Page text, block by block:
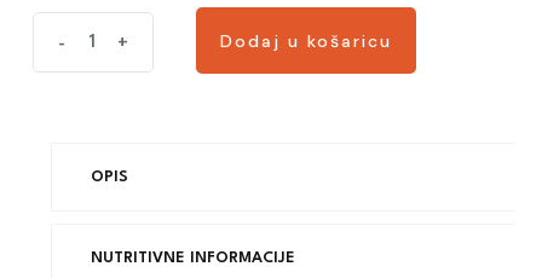
- +
Dodaj u košaricu
OPIS
NUTRITIVNE INFORMACIJE